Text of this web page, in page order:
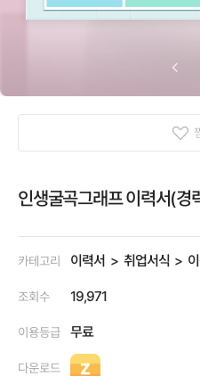
인생굴곡그래프 이력서(경
카테고리 이력서 취업서식
조회수 19,971
이용등급 무료
다운로드